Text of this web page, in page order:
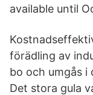
available until
förädling av
bo och umgås i
Det stora gula